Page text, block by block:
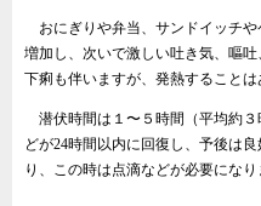
おにぎりや弁当、サンドイッチ
増加し、次いで激しい吐き気、嘔
下痢も伴いますが、発熱することは
潜伏時間は１〜５時間（平均約
どが24時間以内に回復し、予後は
り、この時は点滴などが必要になり